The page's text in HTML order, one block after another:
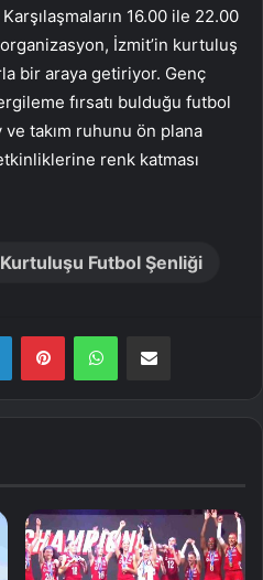
16.00 ile 22.00
İzmit’in kurtuluş
bir araya getiriyor. Genç
fırsatı bulduğu futbol
takım ruhunu ön plana
renk katması
Futbol Şenliği